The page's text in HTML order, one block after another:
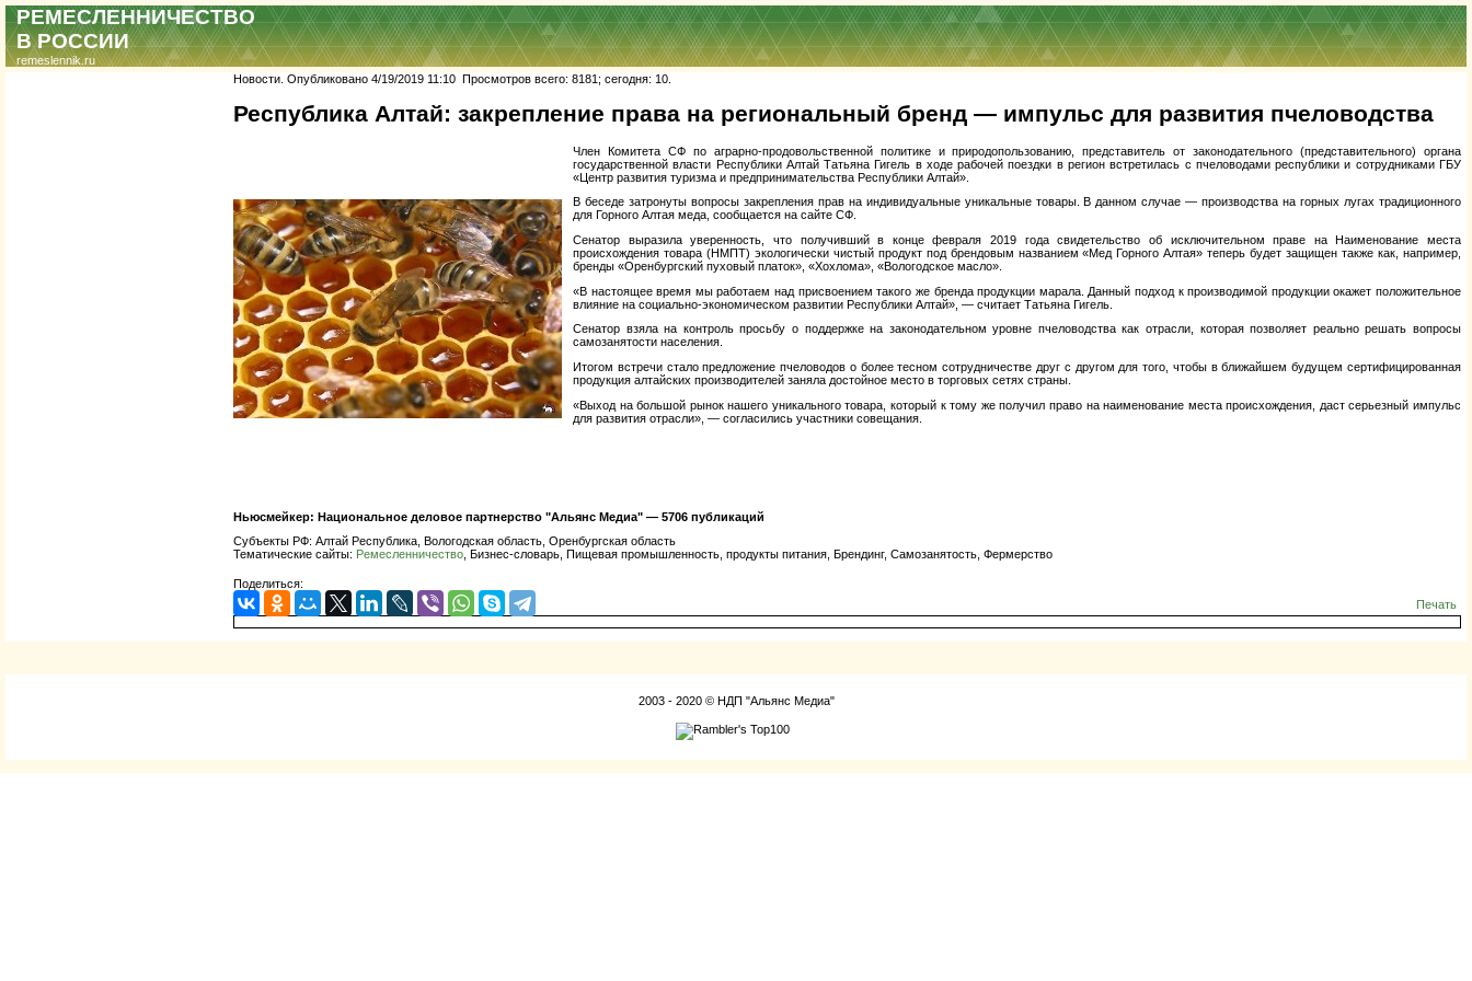
РЕМЕСЛЕННИЧЕСТВО
В РОССИИ
remeslennik.ru
Новости. Опубликовано 4/19/2019 11:10 Просмотров всего: 8181; сегодня: 10.
Республика Алтай: закрепление права на региональный бренд — импульс для развития пчеловодства
Член Комитета СФ по аграрно-продовольственной политике и природопользованию, представитель от законодательного (представительного) органа
государственной власти Республики Алтай Татьяна Гигель в ходе рабочей поездки в регион встретилась с пчеловодами республики и сотрудниками ГБУ
«Центр развития туризма и предпринимательства Республики Алтай».
В беседе затронуты вопросы закрепления прав на индивидуальные уникальные товары. В данном случае — производства на горных лугах традиционного
для Горного Алтая меда, сообщается на сайте СФ.
Сенатор выразила уверенность, что получивший в конце февраля 2019 года свидетельство об исключительном праве на Наименование места
происхождения товара (НМПТ) экологически чистый продукт под брендовым названием «Мед Горного Алтая» теперь будет защищен также как, например,
бренды «Оренбургский пуховый платок», «Хохлома», «Вологодское масло».
«В настоящее время мы работаем над присвоением такого же бренда продукции марала. Данный подход к производимой продукции окажет положительное
влияние на социально-экономическом развитии Республики Алтай», — считает Татьяна Гигель.
Сенатор взяла на контроль просьбу о поддержке на законодательном уровне пчеловодства как отрасли, которая позволяет реально решать вопросы
самозанятости населения.
Итогом встречи стало предложение пчеловодов о более тесном сотрудничестве друг с другом для того, чтобы в ближайшем будущем сертифицированная
продукция алтайских производителей заняла достойное место в торговых сетях страны.
«Выход на большой рынок нашего уникального товара, который к тому же получил право на наименование места происхождения, даст серьезный импульс
для развития отрасли», — согласились участники совещания.
Ньюсмейкер: Национальное деловое партнерство "Альянс Медиа" — 5706 публикаций
Субъекты РФ: Алтай Республика, Вологодская область, Оренбургская область
Тематические сайты: Ремесленничество , Бизнес-словарь, Пищевая промышленность, продукты питания, Брендинг, Самозанятость, Фермерство
Поделиться:
Печать
2003 - 2020 © НДП "Альянс Медиа"